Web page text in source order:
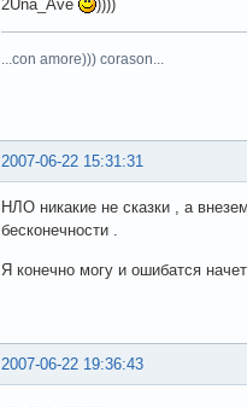
2Una_Ave ))))
...con amore))) corason...
2007-06-22 15:31:31
НЛО никакие не сказки , а
бесконечности .
Я конечно могу и ошибатся
2007-06-22 19:36:43